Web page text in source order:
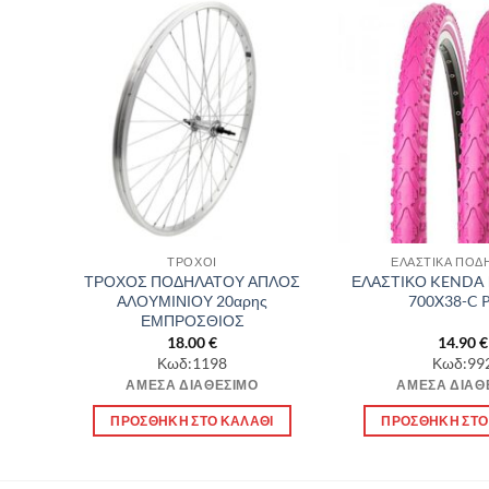
Πρόσθήκη
στην λίστα
επιθυμιών
ΤΡΟΧΟΙ
ΤΡΟΧΟΣ ΠΟΔΗΛΑΤΟΥ ΑΠΛΟΣ
ΑΛΟΥΜΙΝΙΟΥ 20αρης
ΕΜΠΡΟΣΘΙΟΣ
18.00€
Κωδ:1198
ΆΜΕΣΑ ΔΙΑΘΈΣΙΜΟ
ΠΡΟΣΘΉΚΗ ΣΤΟ ΚΑΛΆΘΙ
ΕΛΑΣΤΙΚΑ
ΕΛΑΣΤΙΚΟ
700X38-C
14.90€
ΆΜΕΣΑ
ΠΡΟΣΘΉΚΗ ΣΤΟ